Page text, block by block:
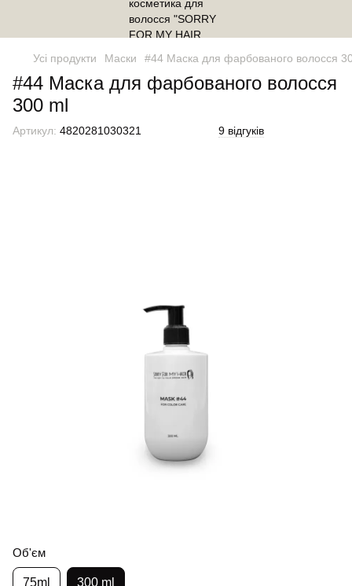
Усі продукти Маски #44 Маска для фарбованого волосся
#44 Маска для фарбованого волосся
300 ml
Артикул: 4820281030321 9 відгуків
Об'єм
75ml 300 ml